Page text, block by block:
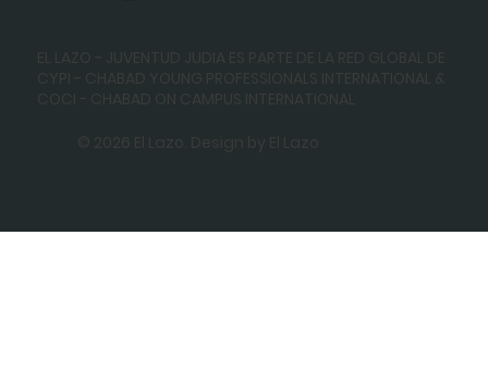
© 2026 El Lazo. Design by El Lazo
EL LAZO - JUVENTUD JUDIA ES PARTE DE LA RED GLOBAL DE
CYPI - CHABAD YOUNG PROFESSIONALS INTERNATIONAL &
COCI - CHABAD ON CAMPUS INTERNATIONAL